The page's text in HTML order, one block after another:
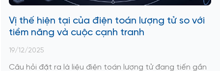
Vị thế hiện tại của điện toán lượng tử so với
tiềm năng và cuộc cạnh tranh
19/12/2025
Câu hỏi đặt ra là liệu điện toán lượng tử đang tiến gần